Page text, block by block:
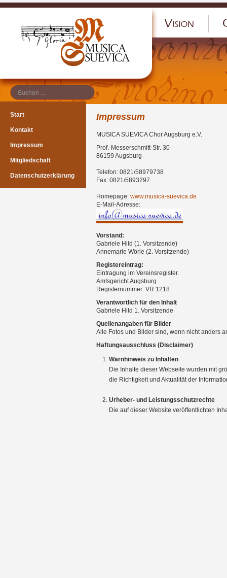
Start
Kontakt
Impressum
Mitgliedschaft
Datenschutzerklärung
Impressum
MUSICA SUEVICA Chor Augsburg e.V.
Prof.-Messerschmitt-Str. 30
86159 Augsburg
Telefon: 0821/58979738
Fax: 0821/5893297
Homepage: www.musica-suevica.de
E-Mail-Adresse:
Vorstand:
Gabriele Hild (1. Vorsitzende)
Annemarie Wörle (2. Vorsitzende)
Registereintrag:
Eintragung im Vereinsregister.
Amtsgericht Augsburg
Registernummer: VR 1218
Verantwortlich für den Inhalt
Gabriele Hild 1. Vorsitzende
Quellenangaben für Bilder
Alle Fotos und Bilder sind, wenn nicht anders
Haftungsausschluss (Disclaimer)
Warnhinweis zu Inhalten
Die Inhalte dieser Webseite wurden mit
die Richtigkeit und Aktualität der
Urheber- und Leistungsschutzrechte
Die auf dieser Website veröffentlichten